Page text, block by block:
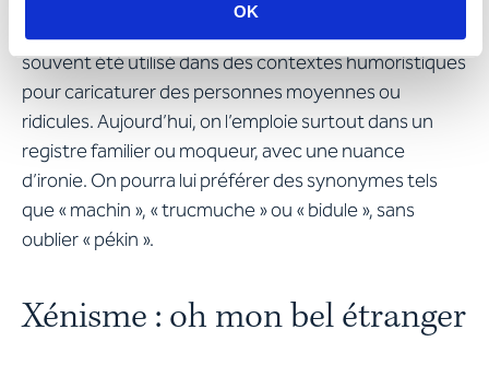
OK
citoyen moyen ». Ce nom est d’origine satirique, il a
souvent été utilisé dans des contextes humoristiques
pour caricaturer des personnes moyennes ou
ridicules. Aujourd’hui, on l’emploie surtout dans un
registre familier ou moqueur, avec une nuance
d’ironie. On pourra lui préférer des synonymes tels
que « machin », « trucmuche » ou « bidule », sans
oublier « pékin ».
Xénisme : oh mon bel étranger